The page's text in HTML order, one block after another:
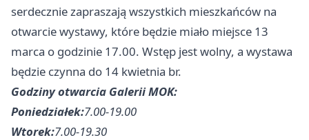
serdecznie zapraszają wszystkich mieszkańców na
otwarcie wystawy, które będzie miało miejsce 13
marca o godzinie 17.00. Wstęp jest wolny, a wystawa
będzie czynna do 14 kwietnia br.
Godziny otwarcia Galerii MOK:
Poniedziałek:7.00-19.00
Wtorek:7.00-19.30